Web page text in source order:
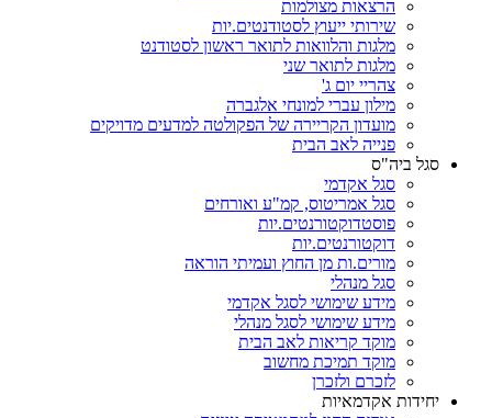
הרצאות מצולמות
שירותי ייעוץ לסטודנטים.יות
מלגות והלוואות לתואר ראשון לסטודנט
מלגות לתואר שני
צהריי יום ג'
מילון עברי למונחי אלגברה
מועדון הקריירה של הפקולטה למדעים מדויקים
פנייה לאב הבית
סגל ביה"ס
סגל אקדמי
סגל אמריטוס, קמ"ע ואורחים
פוסטדוקטורנטים.יות
דוקטורנטים.יות
מורים.ות מן החוץ ועמיתי הוראה
סגל מנהלי
מידע שימושי לסגל אקדמי
מידע שימושי לסגל מנהלי
מוקד קריאות לאב הבית
מוקד תמיכת מחשוב
לזכרם ולזכרן
יחידות אקדמאיות